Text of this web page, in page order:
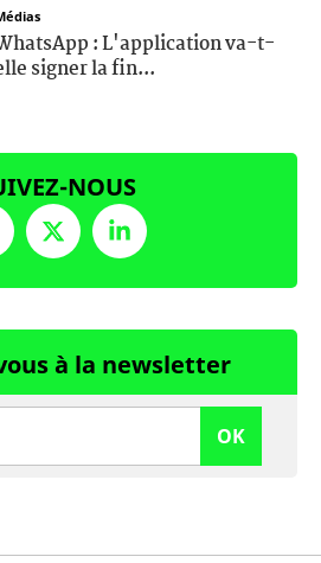
: L'application va-t-
signer la fin...
NOUS
à la newsletter
OK